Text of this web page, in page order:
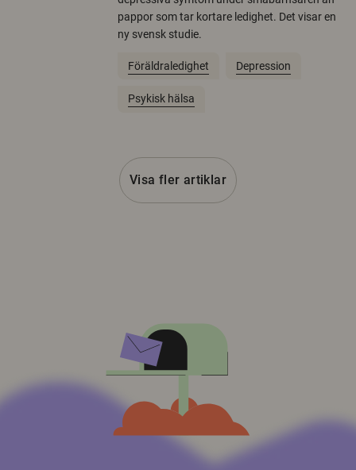
pappor som tar kortare ledighet. Det visar en
ny svensk studie.
Föräldraledighet Depression
Psykisk hälsa
Visa fler artiklar